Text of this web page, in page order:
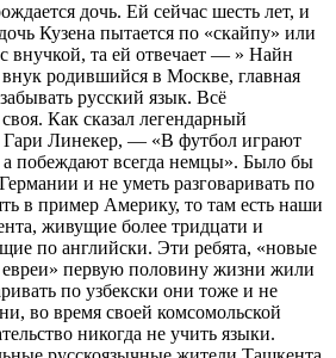
дочь. Ей сейчас шесть лет, и
Кузена пытается по «скайпу» или
внучкой, та ей отвечает — » Найн
родившийся в Москве, главная
русский язык. Всё
Как сказал легендарный
Гари Линекер, — «В футбол играют
а побеждают всегда немцы». Было бы
и не уметь разговаривать по
в пример Америку, то там есть наши
живущие более тридцати и
по английски. Эти ребята, «новые
первую половину жизни жили
по узбекски они тоже и не
во время своей комсомольской
никогда не учить языки.